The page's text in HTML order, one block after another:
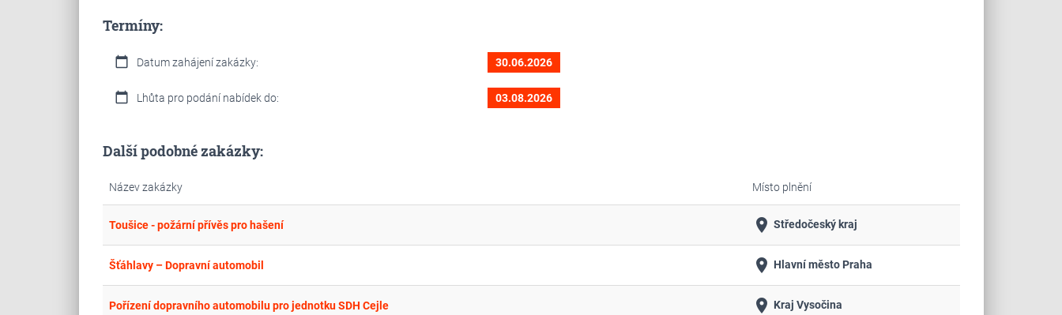
Termíny:
calendar_today Datum zahájení zakázky: 30.06.2026
calendar_today Lhůta pro podání nabídek do: 03.08.2026
Další podobné zakázky:
Název zakázky Místo plnění
Toušice - požární přívěs pro hašení place Středočeský kraj
Šťáhlavy – Dopravní automobil place Hlavní město Praha
Pořízení dopravního automobilu pro jednotku SDH Cejle place Kraj Vysočina